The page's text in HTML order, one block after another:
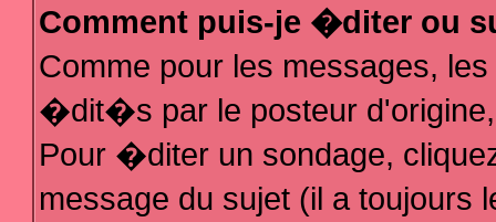
Comment puis-je �diter ou
Comme pour les messages,
�dit�s par le posteur
Pour �diter un sondage,
message du sujet (il a